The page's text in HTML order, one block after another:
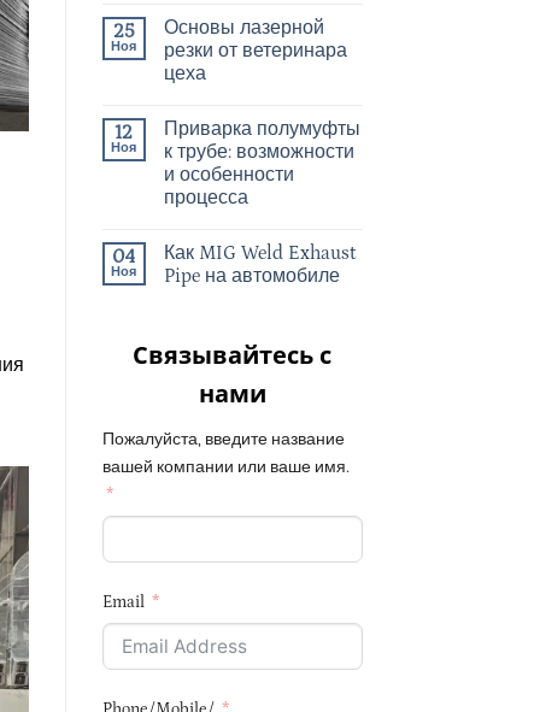
25
Ноя
Основы лазерной
резки от ветеринара
цеха
12
Ноя
Приварка полумуфты
к трубе: возможности
и особенности
процесса
04
Ноя
Как MIG Weld Exhaust
Pipe на автомобиле
Связывайтесь с
нами
Пожалуйста, введите название
вашей компании или ваше имя.
Email